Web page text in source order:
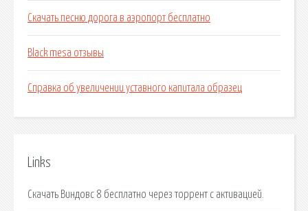
Скачать песню дорога в аэропорт бесплатно
Black mesa отзывы
Справка об увеличении уставного капитала образец
Links
Скачать Виндовс 8 бесплатно через торрент с активацией.